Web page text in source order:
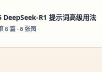
DeepSeek-R1 提示词高级用法
6篇· 6 张图